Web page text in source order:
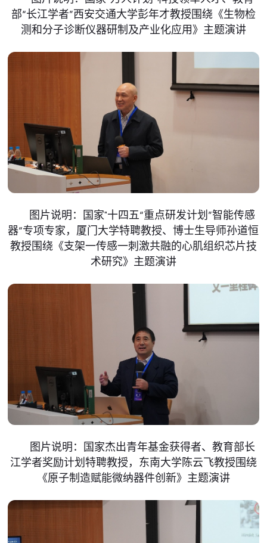
部“长江学者”西安交通大学彭年才教授围绕《生物检
测和分子诊断仪器研制及产业化应用》主题演讲
图片说明：国家"十四五“重点研发计划”智能传感
器“专项专家，厦门大学特聘教授、博士生导师孙道恒
教授围绕《支架一传感一刺激共融的心肌组织芯片技
术研究》主题演讲
图片说明：国家杰出青年基金获得者、教育部长
江学者奖励计划特聘教授，东南大学陈云飞教授围绕
《原子制造赋能微纳器件创新》主题演讲